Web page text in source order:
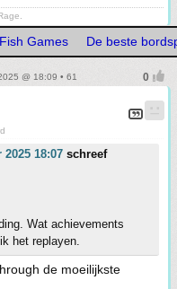
Games De beste
@ 18:09 • 61
18:07 schreef
Wat achievements
het replayen.
de moeilijkste